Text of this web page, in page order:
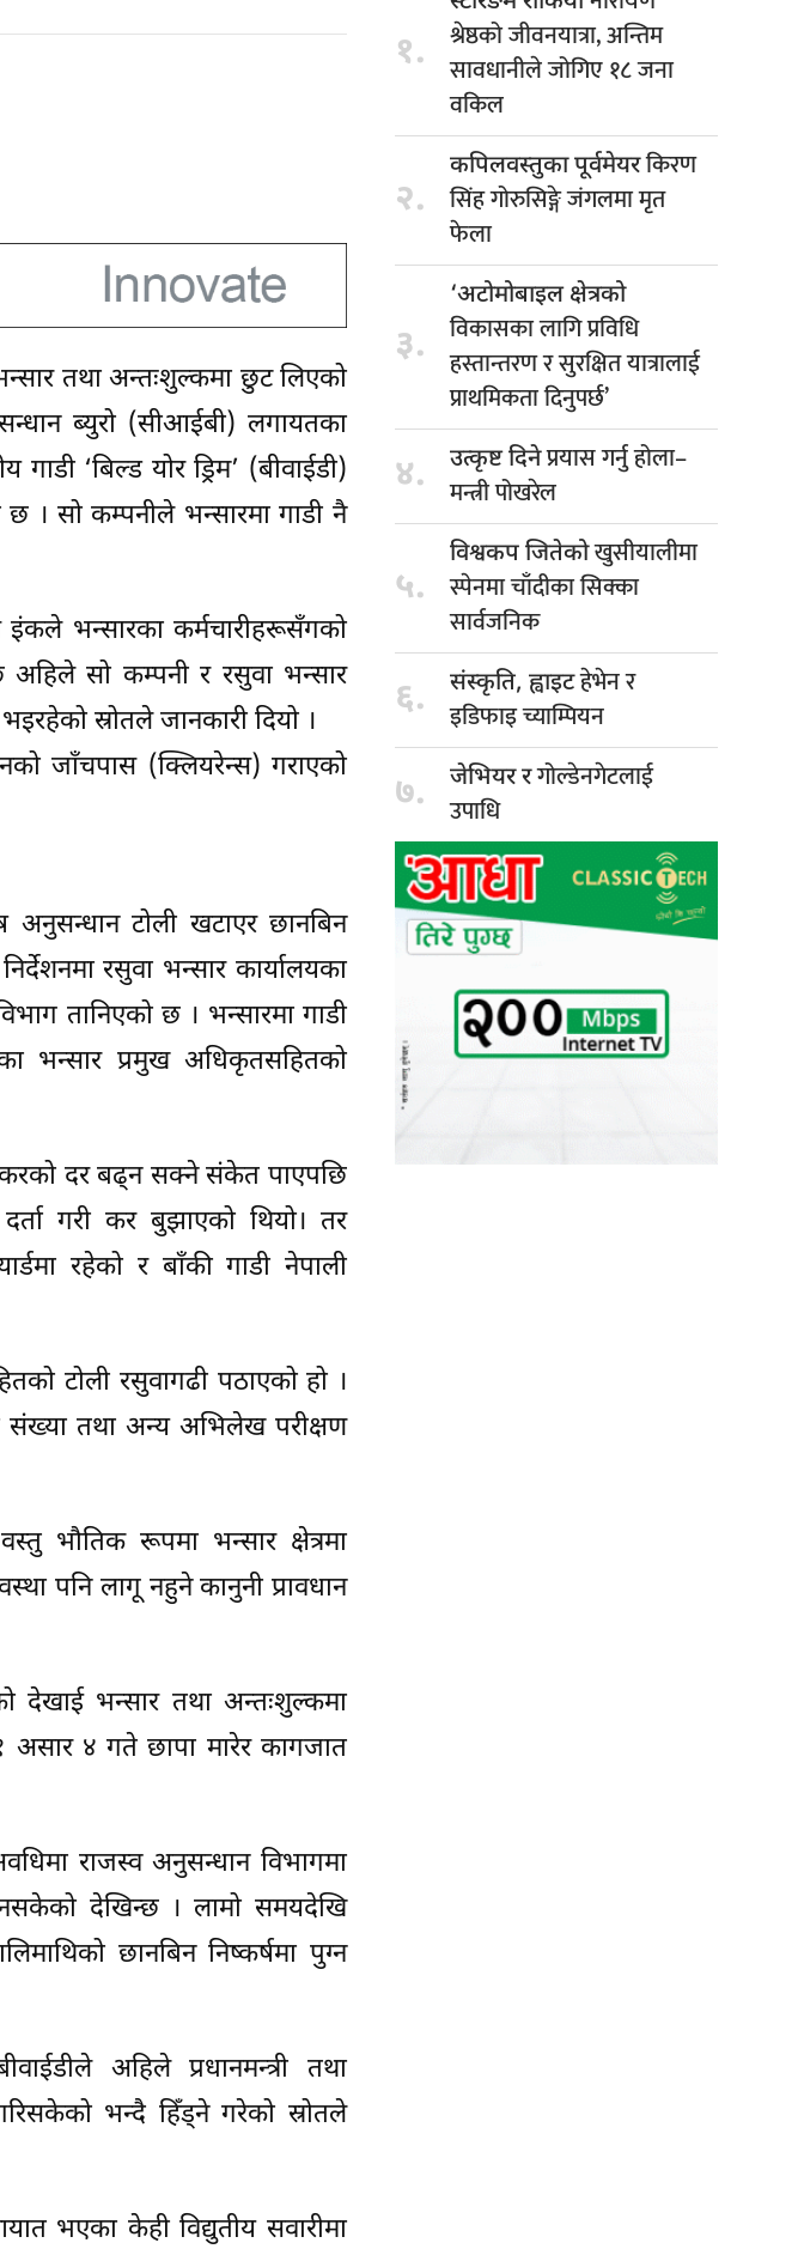
तथा अन्तःशुल्कमा छुट लिएको
ब्युरो (सीआईबी) लगायतका
‘बिल्ड योर ड्रिम’ (बीवाईडी)
। सो कम्पनीले भन्सारमा गाडी नै
भन्सारका कर्मचारीहरूसँगको
अहिले सो कम्पनी र रसुवा भन्सार
स्रोतले जानकारी दियो ।
जाँचपास (क्लियरेन्स) गराएको
अनुसन्धान टोली खटाएर छानबिन
रसुवा भन्सार कार्यालयका
तानिएको छ । भन्सारमा गाडी
भन्सार प्रमुख अधिकृतसहितको
करको दर बढ्न सक्ने संकेत पाएपछि
गरी कर बुझाएको थियो। तर
रहेको र बाँकी गाडी नेपाली
टोली रसुवागढी पठाएको हो ।
संख्या तथा अन्य अभिलेख परीक्षण
भौतिक रूपमा भन्सार क्षेत्रमा
पनि लागू नहुने कानुनी प्रावधान
देखाई भन्सार तथा अन्तःशुल्कमा
असार ४ गते छापा मारेर कागजात
राजस्व अनुसन्धान विभागमा
नसकेको देखिन्छ । लामो समयदेखि
छानबिन निष्कर्षमा पुग्न
अहिले प्रधानमन्त्री तथा
भन्दै हिँड्ने गरेको स्रोतले
भएका केही विद्युतीय सवारीमा
१.
श्रेष्ठको जीवनयात्रा, अन्तिम
सावधानीले जोगिए १८ जना
वकिल
२.
कपिलवस्तुका पूर्वमेयरकिरण
सिंह गोरुसिङ्गे जंगलमा मृत
फेला
३.
‘अटोमोबाइल क्षेत्रको
विकासका लागि प्रविधि
हस्तान्तरण र सुरक्षित यात्रालाई
प्राथमिकता दिनुपर्छ’
४. उत्कृष्ट दिनेप्रयास गर्नु होला–
मन्त्री पोखरेल
५.
विश्वकप जितेकोखुसीयालीमा
स्पेनमा चाँदीका सिक्का
सार्वजनिक
६. संस्कृति, ह्वाइटहेभेन र
इडिफाइ च्याम्पियन
७. जेभियर रगोल्डेनगेटलाई
उपाधि